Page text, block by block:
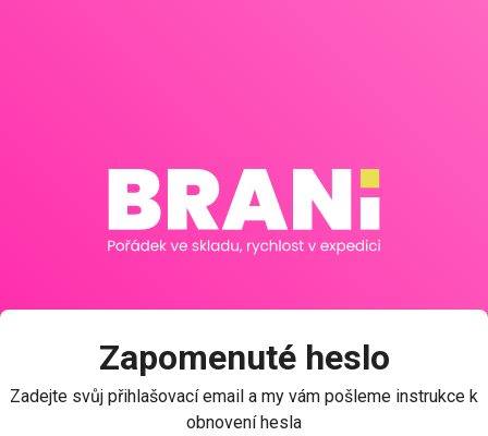
Zapomenuté heslo
Zadejte svůj přihlašovací email a my vám pošleme instrukce k
obnovení hesla